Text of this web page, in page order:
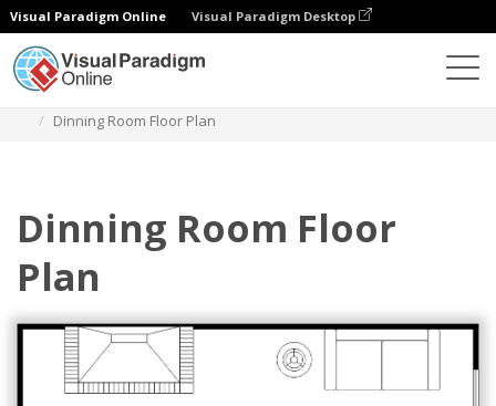
Visual Paradigm Online Visual Paradigm Desktop
Dinning Room Floor Plan
Dinning Room Floor
Plan